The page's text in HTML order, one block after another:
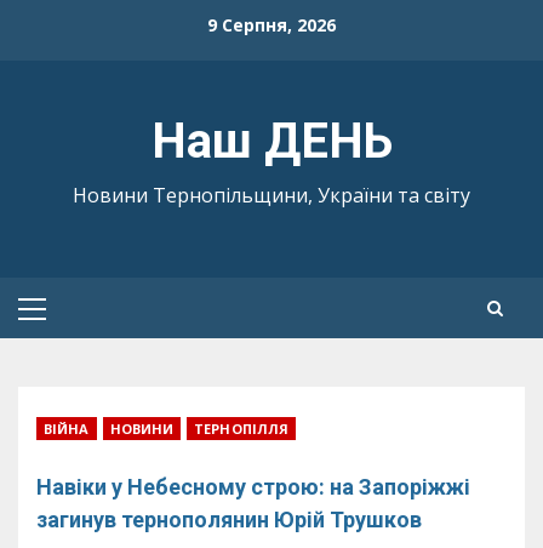
9 Серпня, 2026
Наш ДЕНЬ
Новини Тернопільщини, України та світу
Primary
ВІЙНА НОВИНИ ТЕРНОПІЛЛЯ
Навіки у Небесному строю: на Запоріжжі
загинув тернополянин Юрій Трушков